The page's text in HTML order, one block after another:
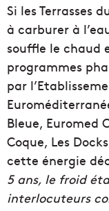
Si les Terrasses
à carburer à
souffle le chaud
programmes
par
Bleue, Euromed
Coque, Les
cette énergie
5 ans, le froid
interlocuteurs